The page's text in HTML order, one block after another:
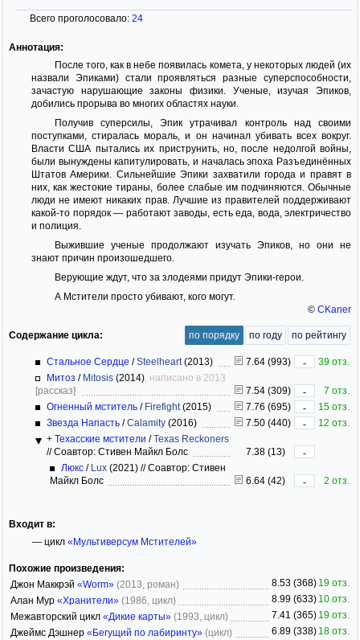
Всего проголосовало: 24
Аннотация:
После того, как в небе появилась комета, у некоторых людей (их
назвали Эпиками) стали проявляться разные суперспособности,
зачастую нарушающие законы физики. Ученые, изучая Эпиков,
добились прорыва во многих областях науки.
Получив суперсилы, Эпик утрачивал контроль над своими
поступками, стиралась мораль, и он начинал убивать всех вокруг.
Власти США пытались их приструнить, но, после недолгой войны,
были вынуждены капитулировать, и началась эпоха Разъединённых
Штатов Америки. Сильнейшие Эпики захватили города и правят в
них, как жестокие тираны, более слабые им подчиняются. Обычные
люди не имеют никаких прав. Лучшие из правителей поддерживают
какой-то порядок — работают заводы, есть еда, вода, электричество
и полиция.
Выжившие ученые продолжают изучать Эпиков, но они не
знают причин произошедшего.
Верующие ждут, что за злодеями придут Эпики-герои.
А Мстители просто убивают, кого могут.
© CKaner
Содержание цикла: по порядку по году по рейтингу
Стальное Сердце /Steelheart(2013) 7.64 (993) -
39 отз.
Митоз / Mitosis (2014) , написано в 2013
[рассказ]
7.54 (309) -
7 отз.
Огненный мститель / Firefight(2015) 7.76 (695) -
15 отз.
Звезда Напасть /Calamity (2016) 7.50 (440) -
12 отз.
+ Техасские мстители /Texas Reckoners
//Соавтор: Стивен Майкл Болс 7.38 (13)
-
Люкс / Lux (2021) //Соавтор: Стивен
Майкл Болс
6.64 (42) - 2 отз.
Входит в:
— цикл «Мультиверсум Мстителей»
Похожие произведения:
Джон Маккрэй «Worm» (2013, роман) 8.53 (368) 19 отз.
Алан Мур «Хранители» (1986, цикл) 8.99 (633) 10 отз.
Межавторский цикл «Дикие карты» (1993, цикл) 7.41 (365) 19 отз.
Джеймс Дэшнер «Бегущий по лабиринту» (цикл) 6.89 (338) 18 отз.